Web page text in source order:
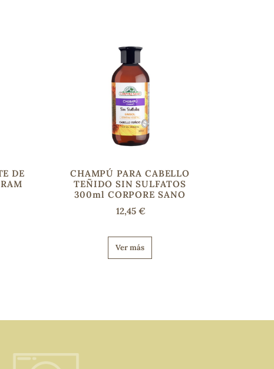
DE
CHAMPÚ PARA CABELLO
TEÑIDO SIN SULFATOS
300ml CORPORE SANO
12,45 €
Ver más